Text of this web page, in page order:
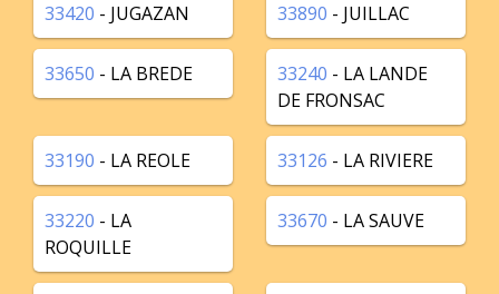
33420 - JUGAZAN 33890 - JUILLAC
33650 - LA BREDE 33240 - LA LANDE
DE FRONSAC
33190 - LA REOLE 33126 - LA RIVIERE
33220 - LA
ROQUILLE
33670 - LA SAUVE